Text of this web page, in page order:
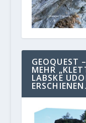
GEOQUEST
MEHR
LABSKE
ERSCHIENEN.